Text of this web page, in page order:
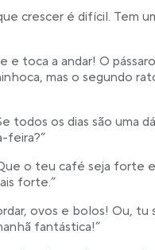
crescer é difícil. Tem
e toca a andar! O
mas o segundo
todos os dias são uma
feira?”
o teu café seja forte
forte.”
ovos e bolos! Ou, tu
fantástica!”